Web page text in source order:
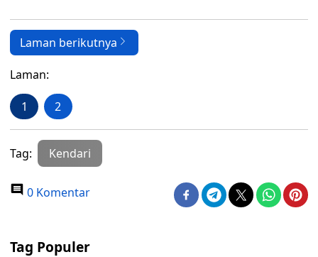
Laman berikutnya
Laman:
1 2
Tag: Kendari
0 Komentar
Tag Populer